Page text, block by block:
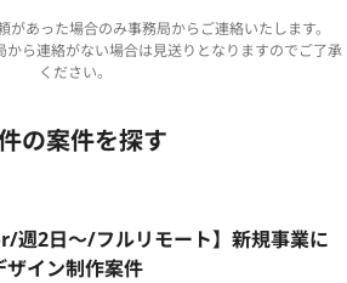
あった場合のみ事務局からご連絡いたします。
から連絡がない場合は見送りとなりますのでご了承
ください。
の案件を探す
週2日〜/フルリモート】新規事業に
ザイン制作案件